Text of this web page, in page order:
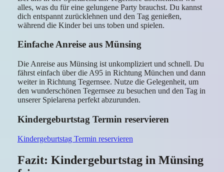
alles, was du für eine gelungene Party brauchst. Du kannst
dich entspannt zurücklehnen und den Tag genießen,
während die Kinder bei uns toben und spielen.
Einfache Anreise aus Münsing
Die Anreise aus Münsing ist unkompliziert und schnell. Du
fährst einfach über die A95 in Richtung München und dann
weiter in Richtung Tegernsee. Nutze die Gelegenheit, um
den wunderschönen Tegernsee zu besuchen und den Tag in
unserer Spielarena perfekt abzurunden.
Kindergeburtstag Termin reservieren
Kindergeburtstag Termin reservieren
Fazit: Kindergeburtstag in Münsing